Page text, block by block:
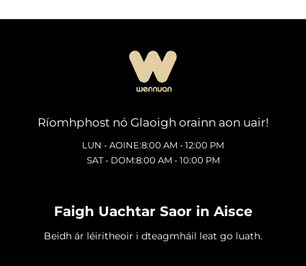
Ríomhphost nó Glaoigh orainn aon uair!
LUN - AOINE:8:00 AM - 12:00 PM
SAT - DOM:8:00 AM - 10:00 PM
Faigh Uachtar Saor in Aisce
Beidh ár léiritheoir i dteagmháil leat go luath.